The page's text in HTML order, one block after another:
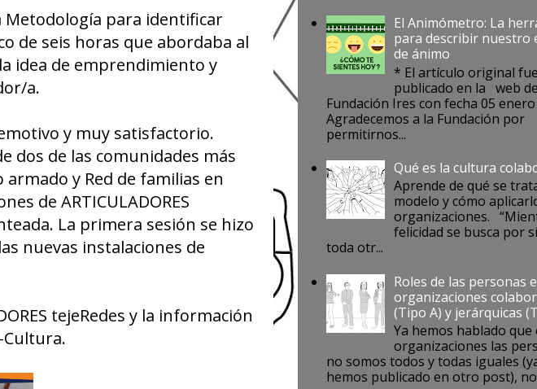
Metodología para identificar
de seis horas que abordaba al
idea de emprendimiento y
a.
y muy satisfactorio.
dos de las comunidades más
y Red de familias en
de ARTICULADORES
La primera sesión se hizo
nuevas instalaciones de
tejeRedes y la información
El Animómetro: La
para describir nuestro
de ánimo
* El artículo original
publicado en la web
Fundación Ires con fecha 05 enero
Agradecemos a la Fundación por
permitirnos...
Qué es la cultura
Aprende de qué se
modelo y cómo
organizaciones.
felicidad se busca por
toda otr...
Roles de las personas
organizaciones
(Tipo A) y jerárquicas
Ya hemos hablado que
organizaciones las
no somos todos y todas iguales
hemos publicado en otro post),